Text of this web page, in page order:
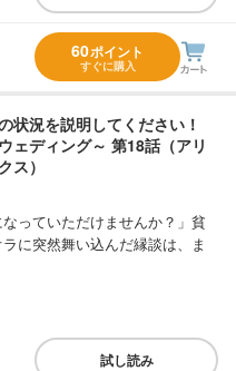
60ポイント
すぐに購入
状況を説明してください！
ェディング～ 第18話（アリ
ス）
なっていただけませんか？」貧
に突然舞い込んだ縁談は、ま
試し読み